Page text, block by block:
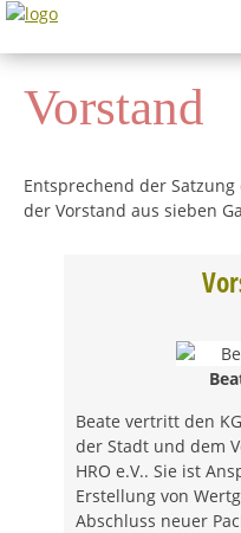
Skip
content
Vorstand
Entsprechend der
der Vorstand aus sieben
Beate vertritt den
der Stadt und dem
HRO e.V.. Sie ist
Erstellung von
Abschluss neuer